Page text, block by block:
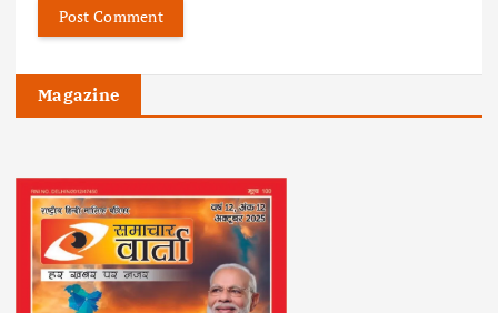
Magazine